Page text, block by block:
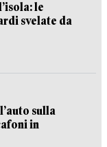
le
svelate da
sulla
in